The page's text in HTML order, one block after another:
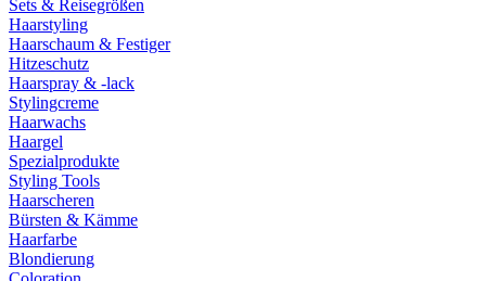
Sets & Reisegrößen
Haarstyling
Haarschaum & Festiger
Hitzeschutz
Haarspray & -lack
Stylingcreme
Haarwachs
Haargel
Spezialprodukte
Styling Tools
Haarscheren
Bürsten & Kämme
Haarfarbe
Blondierung